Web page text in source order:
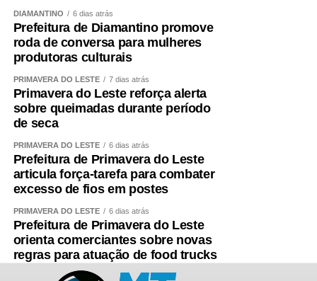
DIAMANTINO 6 dias atrás
Prefeitura de Diamantino promove
roda de conversa para mulheres
produtoras culturais
PRIMAVERA DO LESTE 7 dias atrás
Primavera do Leste reforça alerta
sobre queimadas durante período
de seca
PRIMAVERA DO LESTE 6 dias atrás
Prefeitura de Primavera do Leste
articula força-tarefa para combater
excesso de fios em postes
PRIMAVERA DO LESTE 6 dias atrás
Prefeitura de Primavera do Leste
orienta comerciantes sobre novas
regras para atuação de food trucks